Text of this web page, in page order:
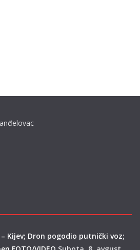
Kijev; Dron pogodio putnički voz;